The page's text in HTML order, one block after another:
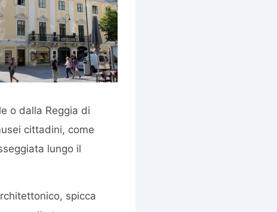
o dalla Reggia di
cittadini, come
lungo il
spicca